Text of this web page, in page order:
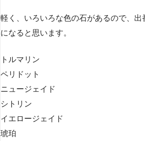
軽く、いろいろな色の石があるので、出
になると思います。
トルマリン
ペリドット
ニュージェイド
シトリン
イエロージェイド
琥珀